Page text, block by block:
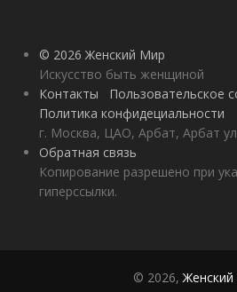
© 2026 Женский Мир
Искусство быть женщиной
Контакты
Пользовательское
Политика конфидециальности
г. Москва, ЦАО, Арбат, Арбат
Обратная связь
Копирование разрешено при
гиперссылки.
© 2026,